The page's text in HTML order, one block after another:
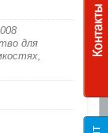
для